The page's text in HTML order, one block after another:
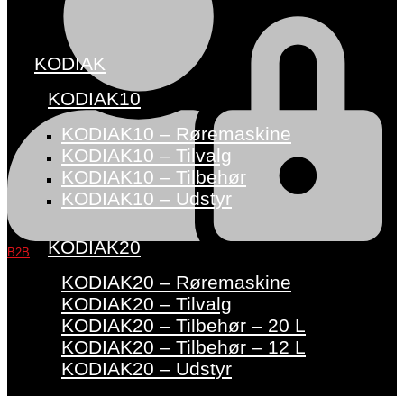
B2B
KODIAK
KODIAK10
KODIAK10 – Røremaskine
KODIAK10 – Tilvalg
KODIAK10 – Tilbehør
KODIAK10 – Udstyr
KODIAK20
KODIAK20 – Røremaskine
KODIAK20 – Tilvalg
KODIAK20 – Tilbehør – 20 L
KODIAK20 – Tilbehør – 12 L
KODIAK20 – Udstyr